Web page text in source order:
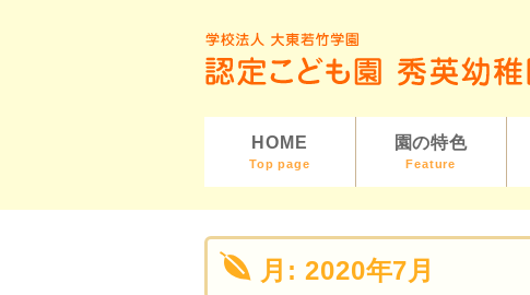
HOME
Top page
園の特色
Feature
月:2020年7月